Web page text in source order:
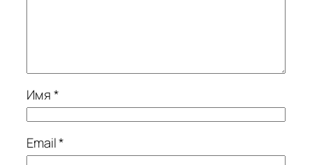
Имя*
Email*